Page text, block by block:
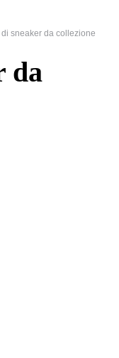
di sneaker da collezione
da